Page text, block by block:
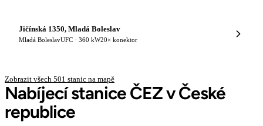
Jičínská 1350, Mladá Boleslav
Mladá BoleslavUFC · 360 kW20× konektor
Zobrazit všech 501 stanic na mapě
Nabíjecí stanice ČEZ v České
republice